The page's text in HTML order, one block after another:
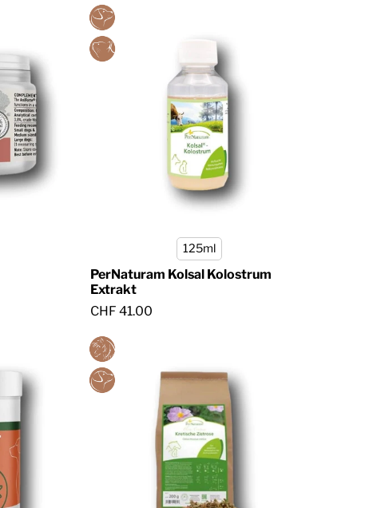
125ml
PerNaturam Kolsal Kolostrum
Extrakt
CHF 41.00